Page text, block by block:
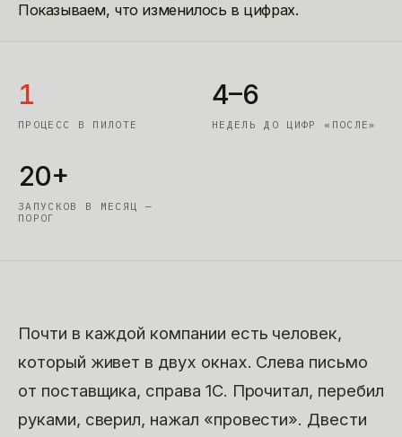
Показываем, что изменилось в цифрах.
1
ПРОЦЕСС В ПИЛОТЕ
4–6
НЕДЕЛЬ ДО ЦИФР «ПОСЛЕ»
20+
ЗАПУСКОВ В МЕСЯЦ —
ПОРОГ
Почти в каждой компании есть человек,
который живет в двух окнах. Слева письмо
от поставщика, справа 1С. Прочитал, перебил
руками, сверил, нажал «провести». Двести